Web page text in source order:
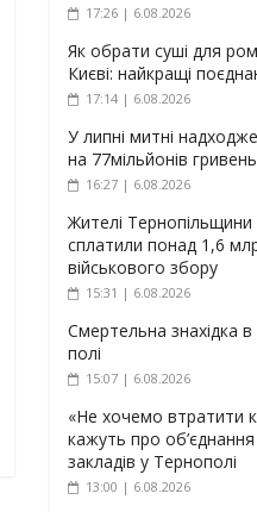
17:26 | 6.08.2026
Як обрати суші для
Києві: найкращі
17:14 | 6.08.2026
У липні митні
на 77мільйонів гривень
16:27 | 6.08.2026
Жителі Тернопільщини
сплатили понад 1,6
військового збору
15:31 | 6.08.2026
Смертельна знахідка
полі
15:07 | 6.08.2026
«Не хочемо втратити
кажуть про
закладів у Тернополі
13:00 | 6.08.2026